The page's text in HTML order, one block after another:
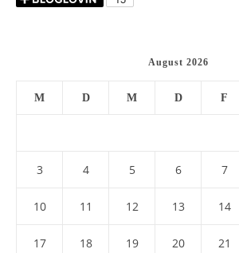
August 2026
M D M D F
3 4 5 6 7
10 11 12 13 14
17 18 19 20 21